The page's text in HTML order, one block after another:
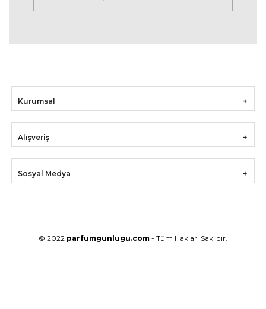
Kurumsal
Alışveriş
Sosyal Medya
© 2022 parfumgunlugu.com - Tüm Hakları Saklıdır.